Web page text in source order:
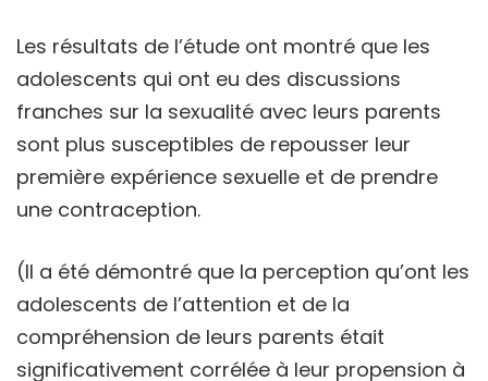
Les résultats de l’étude ont montré que les
adolescents qui ont eu des discussions
franches sur la sexualité avec leurs parents
sont plus susceptibles de repousser leur
première expérience sexuelle et de prendre
une contraception.
(Il a été démontré que la perception qu’ont les
adolescents de l’attention et de la
compréhension de leurs parents était
significativement corrélée à leur propension à